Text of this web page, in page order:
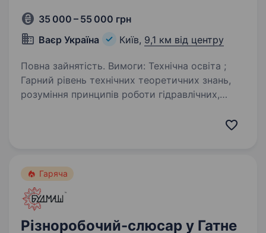
35 000 – 55 000 грн
Ваєр Україна
Київ, 9,1 км від центру
Повна зайнятість. Вимоги: Технічна освіта ;
Гарний рівень технічних теоретичних знань,
розуміння принципів роботи гідравлічних,
Наявність водійського посвідчення категорії
Гаряча
Різноробочий-слюсар у Гатне